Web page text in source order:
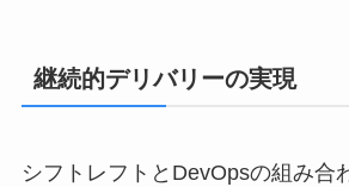
継続的デリバリーの実現
シフトレフトとDevOpsの組み合